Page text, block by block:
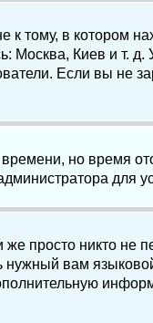
к тому, в котором
Москва, Киев и т. д.
Если вы не
времени, но время
для
просто никто не
вам